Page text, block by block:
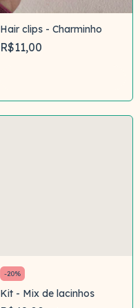
Hair clips - Charminho
R$11,00
-20%
Kit - Mix de lacinhos